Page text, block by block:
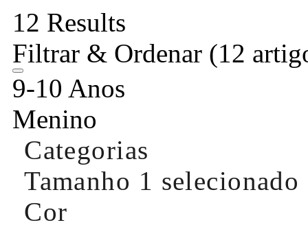
12 Results
Filtrar & Ordenar (12
9-10 Anos
Menino
Categorias
Tamanho 1 selecionado
Cor